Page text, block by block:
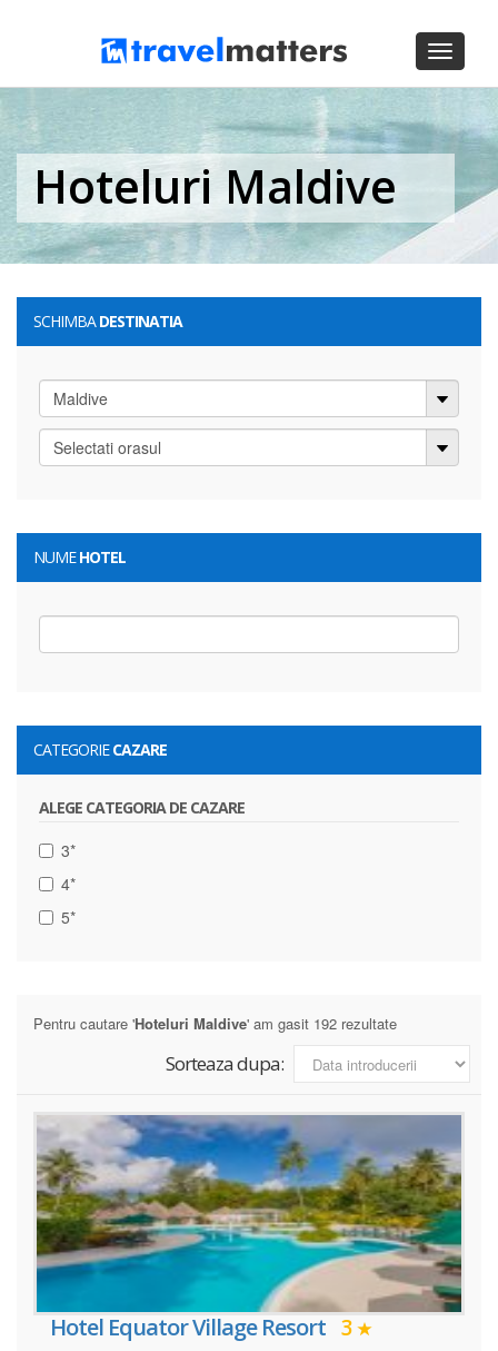
Toggle
Hoteluri Maldive
SCHIMBADESTINATIA
NUMEHOTEL
CATEGORIECAZARE
ALEGE CATEGORIA DE CAZARE
3*
4*
5*
Pentru cautare 'Hoteluri Maldive' am gasit 192 rezultate
Sorteaza dupa:
Hotel Equator Village Resort 3